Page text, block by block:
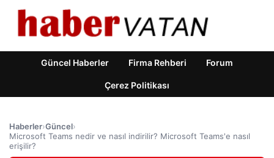
Güncel Haberler Firma Rehberi Forum
Çerez Politikası
Haberler›Güncel›
Microsoft Teams nedir ve nasıl indirilir? Microsoft Teams'e nasıl
erişilir?